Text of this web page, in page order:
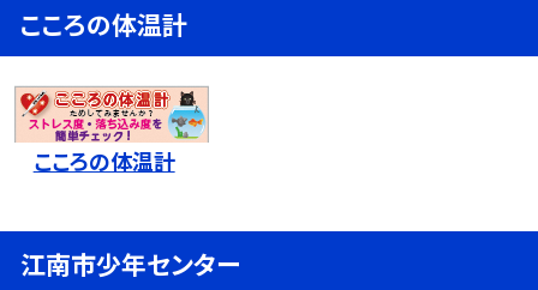
こころの体温計
こころの体温計
江南市少年センター